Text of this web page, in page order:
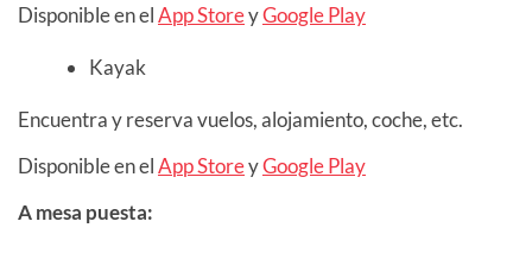
Disponible en elApp StoreyGoogle Play
Kayak
Encuentra y reserva vuelos, alojamiento, coche, etc.
Disponible en elApp StoreyGoogle Play
A mesa puesta: